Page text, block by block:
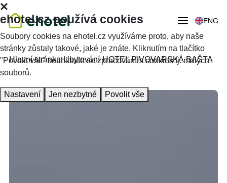
ENG
Hlavní stránka Ubytování HOTEL PIVOVARSKÁ BAŠTA
ehotel.cz používá cookies
Soubory cookies na ehotel.cz využíváme proto, aby naše
stránky zůstaly takové, jaké je znáte. Kliknutím na tlačítko
"Povolit vše" souhlasíte se zpracováním cookies tj. malých
souborů.
Nastavení Jen nezbytné Povolit vše